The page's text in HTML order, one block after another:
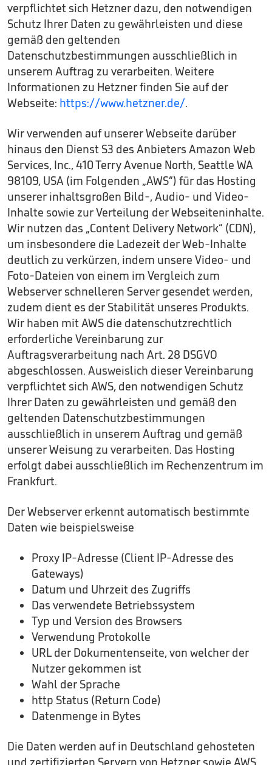
verpflichtet sich Hetzner dazu, den notwendigen
Schutz Ihrer Daten zu gewährleisten und diese
gemäß den geltenden
Datenschutzbestimmungen ausschließlich in
unserem Auftrag zu verarbeiten. Weitere
Informationen zu Hetzner finden Sie auf der
Webseite: https://www.hetzner.de/.
Wir verwenden auf unserer Webseite darüber
hinaus den Dienst S3 des Anbieters Amazon Web
Services, Inc., 410 Terry Avenue North, Seattle WA
98109, USA (im Folgenden „AWS“) für das Hosting
unserer inhaltsgroßen Bild-, Audio- und Video-
Inhalte sowie zur Verteilung der Webseiteninhalte.
Wir nutzen das „Content Delivery Network“ (CDN),
um insbesondere die Ladezeit der Web-Inhalte
deutlich zu verkürzen, indem unsere Video- und
Foto-Dateien von einem im Vergleich zum
Webserver schnelleren Server gesendet werden,
zudem dient es der Stabilität unseres Produkts.
Wir haben mit AWS die datenschutzrechtlich
erforderliche Vereinbarung zur
Auftragsverarbeitung nach Art. 28 DSGVO
abgeschlossen. Ausweislich dieser Vereinbarung
verpflichtet sich AWS, den notwendigen Schutz
Ihrer Daten zu gewährleisten und gemäß den
geltenden Datenschutzbestimmungen
ausschließlich in unserem Auftrag und gemäß
unserer Weisung zu verarbeiten. Das Hosting
erfolgt dabei ausschließlich im Rechenzentrum im
Frankfurt.
Der Webserver erkennt automatisch bestimmte
Daten wie beispielsweise
Proxy IP-Adresse (Client IP-Adresse des
Gateways)
Datum und Uhrzeit des Zugriffs
Das verwendete Betriebssystem
Typ und Version des Browsers
Verwendung Protokolle
URL der Dokumentenseite, von welcher der
Nutzer gekommen ist
Wahl der Sprache
http Status (Return Code)
Datenmenge in Bytes
Die Daten werden auf in Deutschland gehosteten
und zertifizierten Servern von Hetzner sowie AWS